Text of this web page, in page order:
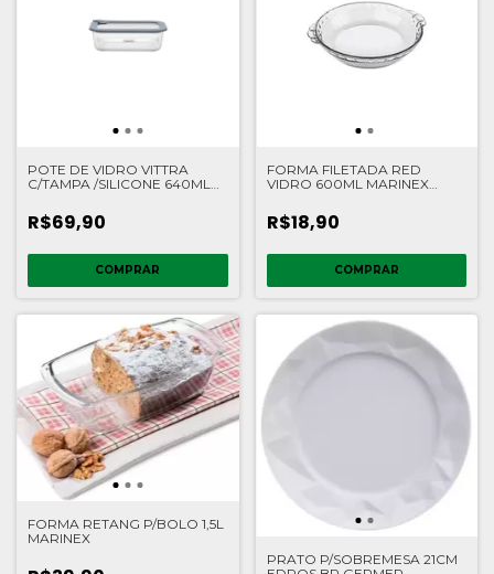
POTE DE VIDRO VITTRA
C/TAMPA /SILICONE 640ML
R$69,90
COMPRAR
FORMA FILETADA RED
VIDRO 600ML MARINEX
R$18,90
FORMA RETANG P/BOLO 1,5L
MARINEX
PRATO P/SOBREMESA 21CM